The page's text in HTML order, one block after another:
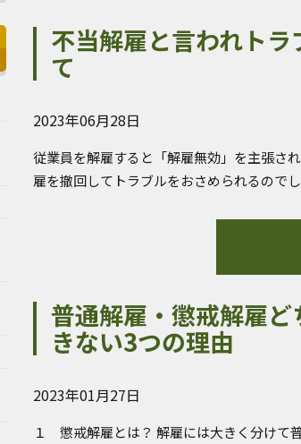
不当解雇と言われト
て
2023年06月28日
従業員を解雇すると「解雇無効」を主張さ
雇を撤回してトラブルをおさめられるので
普通解雇・懲戒解雇
きない3つの理由
2023年01月27日
１ 懲戒解雇とは？ 解雇には大きく分けて